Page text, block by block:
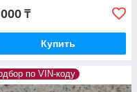
₸
Купить
по VIN-коду